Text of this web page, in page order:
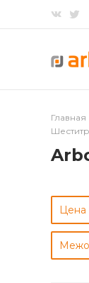
Главная
Цена